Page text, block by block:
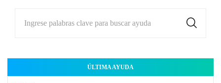
Ingrese palabras clave para buscar ayuda
ÚLTIMA AYUDA